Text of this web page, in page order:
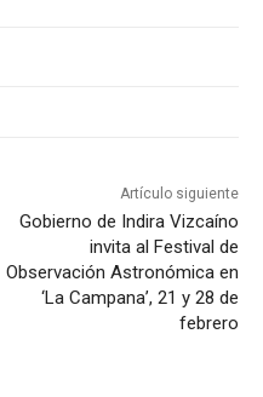
Artículo siguiente
Gobierno de Indira Vizcaíno
invita al Festival de
Observación Astronómica en
‘La Campana’, 21 y 28 de
febrero